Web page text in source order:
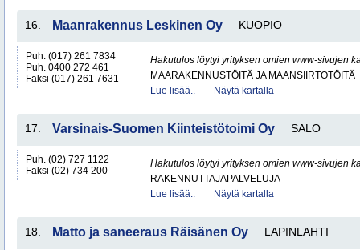
16. Maanrakennus Leskinen Oy KUOPIO
Puh. (017) 261 7834
Puh. 0400 272 461
Faksi (017) 261 7631
Hakutulos löytyi yrityksen omien www-sivujen
MAARAKENNUSTÖITÄ JA MAANSIIRTOTÖITÄ
Lue lisää..
Näytä kartalla
17. Varsinais-Suomen Kiinteistötoimi Oy SALO
Puh. (02) 727 1122
Faksi (02) 734 200
Hakutulos löytyi yrityksen omien www-sivujen
RAKENNUTTAJAPALVELUJA
Lue lisää..
Näytä kartalla
18. Matto ja saneeraus Räisänen Oy LAPINLAHTI